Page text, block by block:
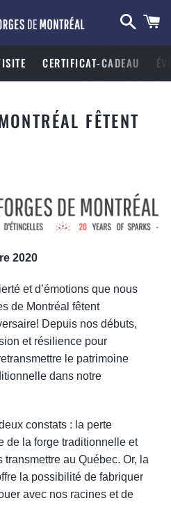
CERTIFICAT-CADEAU
FÊTENT
2020
et d’émotions que nous
de Montréal fêtent
Depuis nos débuts,
et résilience pour
le patrimoine
dans notre
constats : la perte
de la forge traditionnelle et
transmettre au Québec. Or, la
la possibilité de fabriquer
avec nos racines et de